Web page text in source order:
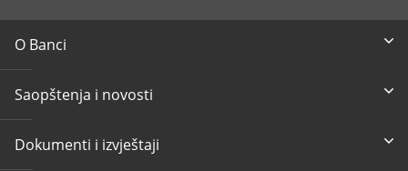
O Banci
Saopštenja i novosti
Dokumenti i izvještaji